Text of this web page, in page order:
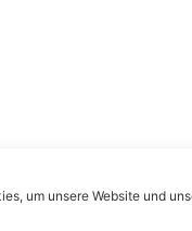
um unsere Website und